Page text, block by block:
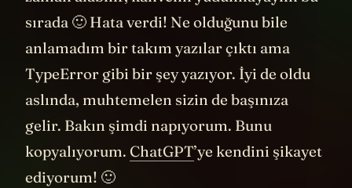
zaman alabilir, kahvemi yudumlayayım bu
sırada 🙂 Hata verdi! Ne olduğunu bile
anlamadım bir takım yazılar çıktı ama
TypeError gibi bir şey yazıyor. İyi de oldu
aslında, muhtemelen sizin de başınıza
gelir. Bakın şimdi napıyorum. Bunu
kopyalıyorum.